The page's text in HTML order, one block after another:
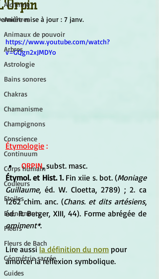
Alchimie
Ancêtres
Animaux de pouvoir
Arbres
Astrologie
Bains sonores
Chakras
Chamanisme
Champignons
Conscience
Continuum
Corps humain
Couleurs
Etoiles
Evénements
Fleurs
Fleurs de Bach
Géométrie sacrée
Guides
mise à jour : 7 janv.
https://www.youtube.com/watch?
v=GQgn2xJMDYo
Étymologie :
ORPIN, subst. masc.
Étymol. et Hist. 1. Fin xiie s. bot. (Moniage
Guillaume, éd. W. Cloetta, 2789) ; 2. ca
1262 chim. anc. (Chans. et dits artésiens,
orpiment*.
Lire aussi la définition du nom pour
amorcer la réflexion symbolique.